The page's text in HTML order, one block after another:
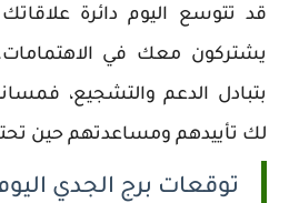
قد تتوسع اليوم دائرة
يشتركون معك في
بتبادل الدعم والتشجيع،
لك تأييدهم ومساعدتهم حين
توقعات برج الجدي